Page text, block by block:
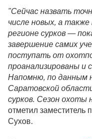
"Сейчас назвать
числе новых, а
регионе сурков —
завершение самих
поступать от
проанализированы и
Напомню, по данным
Саратовской
сурков. Сезон охоты
отметил заместитель
Сухов.